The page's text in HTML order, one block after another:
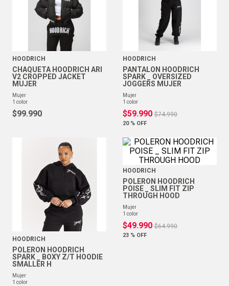
HOODRICH
CHAQUETA HOODRICH ARI
V2 CROPPED JACKET
MUJER
mujer
1 color
$99.990
HOODRICH
PANTALON HOODRICH
SPARK _ OVERSIZED
JOGGERS MUJER
mujer
1 color
$59.990 $74.990
20 % OFF
HOODRICH
POLERON HOODRICH
SPARK _ BOXY Z/T HOODIE
SMALLER H
mujer
1 color
HOODRICH
POLERON HOODRICH
POISE _ SLIM FIT ZIP
THROUGH HOOD
mujer
1 color
$49.990 $64.990
23 % OFF